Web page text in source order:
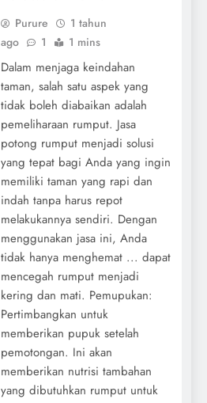
Purure
1 tahun
ago
1 1 mins
Dalam menjaga keindahan
taman, salah satu aspek yang
tidak boleh diabaikan adalah
pemeliharaan rumput. Jasa
potong rumput menjadi solusi
yang tepat bagi Anda yang ingin
memiliki taman yang rapi dan
indah tanpa harus repot
melakukannya sendiri. Dengan
menggunakan jasa ini, Anda
tidak hanya menghemat ... dapat
mencegah rumput menjadi
kering dan mati. Pemupukan:
Pertimbangkan untuk
memberikan pupuk setelah
pemotongan. Ini akan
memberikan nutrisi tambahan
yang dibutuhkan rumput untuk